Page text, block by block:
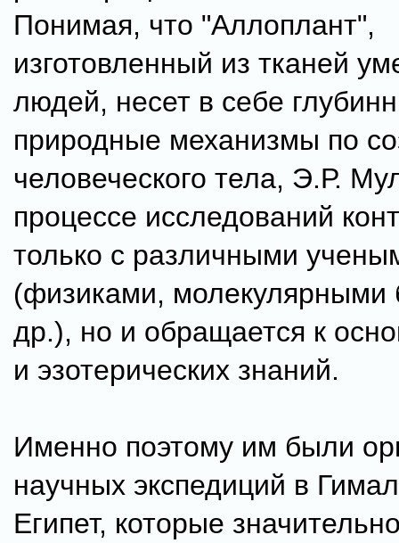
Понимая, что "Аллоплант",
изготовленный из тканей
людей, несет в себе
природные механизмы по
человеческого тела, Э.Р.
процессе исследований
только с различными
(физиками, молекулярными
др.), но и обращается к
и эзотерических знаний.
Именно поэтому им были
научных экспедиций в
Египет, которые